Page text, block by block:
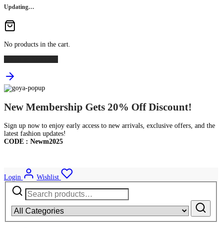
Updating…
No products in the cart.
New Membership Gets 20% Off Discount!
Sign up now to enjoy early access to new arrivals, exclusive offers, and the
latest fashion updates!
CODE : Newm2025
Login
Wishlist
Search
for: